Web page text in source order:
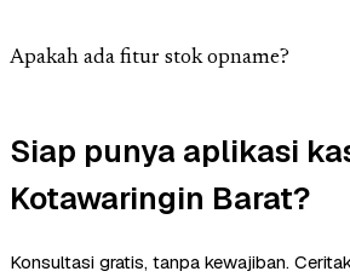
Apakah ada fitur stok opname?
Siap punya aplikasi
Kotawaringin Barat?
Konsultasi gratis, tanpa kewajiban.